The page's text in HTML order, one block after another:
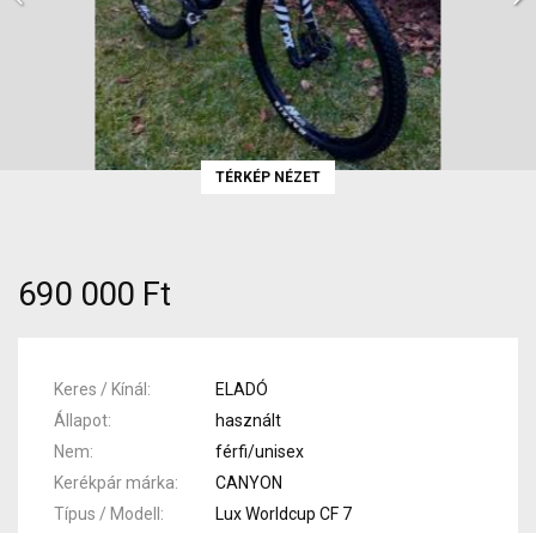
TÉRKÉP NÉZET
690 000 Ft
Keres / Kínál
ELADÓ
Állapot
használt
Nem
férfi/unisex
Kerékpár márka
CANYON
Típus / Modell
Lux Worldcup CF 7